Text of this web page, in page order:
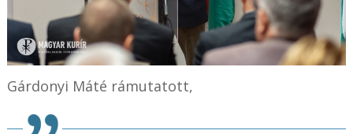
Gárdonyi Máté rámutatott,